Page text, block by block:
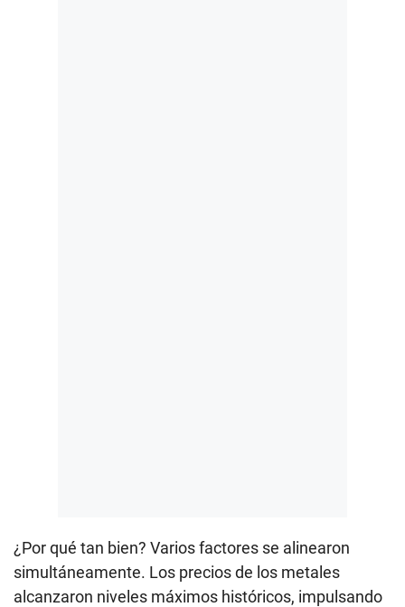
¿Por qué tan bien? Varios factores se alinearon
simultáneamente. Los precios de los metales
alcanzaron niveles máximos históricos, impulsando